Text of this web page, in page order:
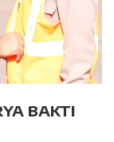
BAKTI